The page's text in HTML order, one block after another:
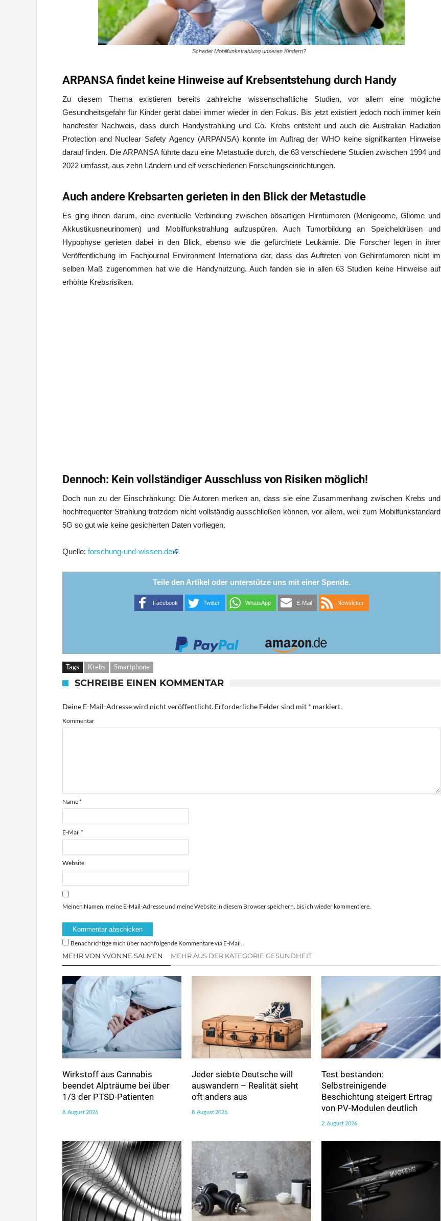
Schadet Mobilfunkstrahlung unseren Kindern?
ARPANSA findet keine Hinweise auf Krebsentstehung durch Handy
Zu diesem Thema existieren bereits zahlreiche wissenschaftliche Studien, vor allem eine mögliche
Gesundheitsgefahr für Kinder gerät dabei immer wieder in den Fokus. Bis jetzt existiert jedoch noch immer kein
handfester Nachweis, dass durch Handystrahlung und Co. Krebs entsteht und auch die Australian Radiation
Protection and Nuclear Safety Agency (ARPANSA) konnte im Auftrag der WHO keine signifikanten Hinweise
darauf finden. Die ARPANSA führte dazu eine Metastudie durch, die 63 verschiedene Studien zwischen 1994 und
2022 umfasst, aus zehn Ländern und elf verschiedenen Forschungseinrichtungen.
Auch andere Krebsarten gerieten in den Blick der Metastudie
Es ging ihnen darum, eine eventuelle Verbindung zwischen bösartigen Hirntumoren (Menigeome, Gliome und
Akkustikusneurinomen) und Mobilfunkstrahlung aufzuspüren. Auch Tumorbildung an Speicheldrüsen und
Hypophyse gerieten dabei in den Blick, ebenso wie die gefürchtete Leukämie. Die Forscher legen in ihrer
Veröffentlichung im Fachjournal Environment Internationa dar, dass das Auftreten von Gehirntumoren nicht im
selben Maß zugenommen hat wie die Handynutzung. Auch fanden sie in allen 63 Studien keine Hinweise auf
erhöhte Krebsrisiken.
Dennoch: Kein vollständiger Ausschluss von Risiken möglich!
Doch nun zu der Einschränkung: Die Autoren merken an, dass sie eine Zusammenhang zwischen Krebs und
hochfrequenter Strahlung trotzdem nicht vollständig ausschließen können, vor allem, weil zum Mobilfunkstandard
5G so gut wie keine gesicherten Daten vorliegen.
Quelle: forschung-und-wissen.de
Teile den Artikel oder unterstütze uns mit einer Spende.
Facebook Twitter WhatsApp E-Mail Newsletter
Tags Krebs Smartphone
SCHREIBE EINEN KOMMENTAR
Deine E-Mail-Adresse wird nicht veröffentlicht. Erforderliche Felder sind mit * markiert.
Kommentar
Name*
E-Mail *
Website
Meinen Namen, meine E-Mail-Adresse und meine Website in diesem Browser speichern, bis ich wieder kommentiere.
Benachrichtige mich über nachfolgende Kommentare via E-Mail.
MEHR VON YVONNE SALMEN MEHR AUS DER KATEGORIE GESUNDHEIT
Wirkstoff aus Cannabis
beendet Alpträume bei über
1/3 der PTSD-Patienten
8. August 2026
Jeder siebte Deutsche will
auswandern – Realität sieht
oft anders aus
8. August 2026
Test bestanden:
Selbstreinigende
Beschichtung steigert Ertrag
von PV-Modulen deutlich
2. August 2026